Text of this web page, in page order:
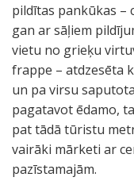
pildītas pankūkas –
gan ar sāļiem
vietu no grieķu
frappe – atdzesēta
un pa virsu
pagatavot ēdamo,
pat tādā tūristu
vairāki mārketi ar
pazīstamajām.